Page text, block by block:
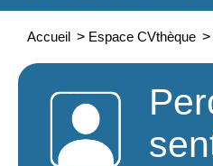
Accueil > Espace CVthèque >